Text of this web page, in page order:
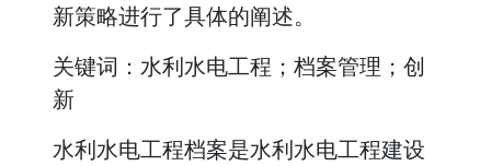
新策略进行了具体的阐述。
关键词：水利水电工程；档案管理；创
新
水利水电工程档案是水利水电工程建设